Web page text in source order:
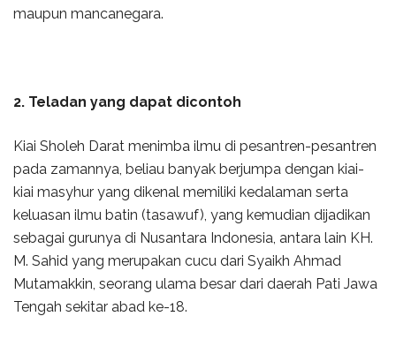
maupun mancanegara.
2. Teladan yang dapat dicontoh
Kiai Sholeh Darat menimba ilmu di pesantren-pesantren
pada zamannya, beliau banyak berjumpa dengan kiai-
kiai masyhur yang dikenal memiliki kedalaman serta
keluasan ilmu batin (tasawuf), yang kemudian dijadikan
sebagai gurunya di Nusantara Indonesia, antara lain KH.
M. Sahid yang merupakan cucu dari Syaikh Ahmad
Mutamakkin, seorang ulama besar dari daerah Pati Jawa
Tengah sekitar abad ke-18.